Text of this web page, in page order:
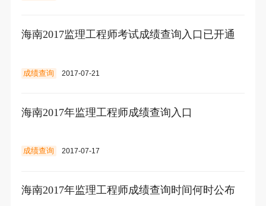
海南2017监理工程师考试成绩查询入口已开通
成绩查询 2017-07-21
海南2017年监理工程师成绩查询入口
成绩查询 2017-07-17
海南2017年监理工程师成绩查询时间何时公布